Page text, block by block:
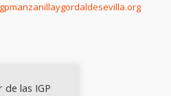
de las IGP